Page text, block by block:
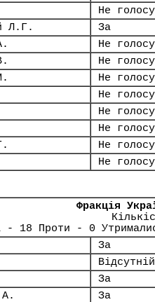
Не
Л.Г.
За
Не
Не
Не
Не
Не
Не
Не
Не
Фракція
- 18 Проти - 0
За
Відсутній
За
За